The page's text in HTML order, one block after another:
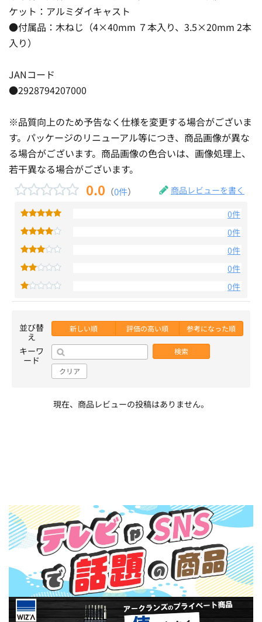
ケット：アルミダイキャスト
●付属品：木ねじ（4×40mm ７本入り、3.5×20mm 2本
入り）
JANコード
●2928794207000
※品質向上のため予告なく仕様を変更する場合がございま
す。パッケージのリニューアル等につき、商品画像が異な
る場合がございます。商品画像の色合いは、画像処理上、
若干異なる場合がございます。
0.0 （0件） 商品レビューを書く
0件
0件
0件
0件
0件
並び替
え
新しい順 評価の高い順 参考になった順
キーワ
ード
検索
クリア
現在、商品レビューの投稿はありません。